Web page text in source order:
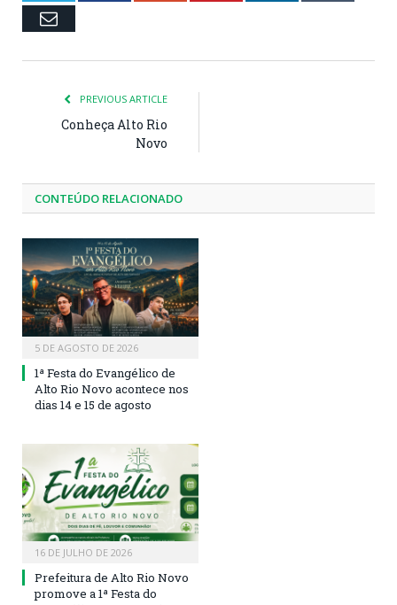
Email
PREVIOUS ARTICLE
Conheça Alto Rio
Novo
CONTEÚDO RELACIONADO
5 DE AGOSTO DE 2026
1ª Festa do Evangélico de
Alto Rio Novo acontece nos
dias 14 e 15 de agosto
16 DE JULHO DE 2026
Prefeitura de Alto Rio Novo
promove a 1ª Festa do